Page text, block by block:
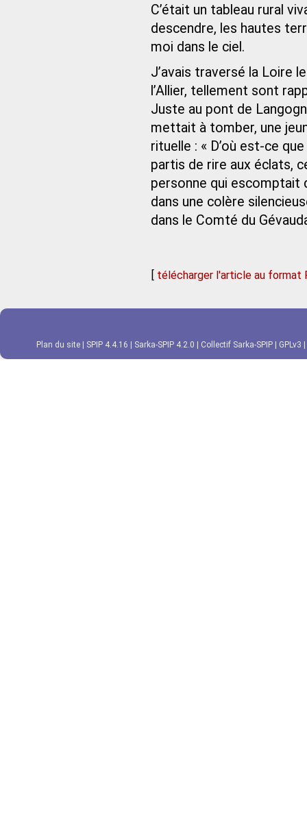
C’était un tableau rural
descendre, les hautes
moi dans le ciel.
J’avais traversé la Loire
l’Allier, tellement sont
Juste au pont de
mettait à tomber, une
rituelle : « D’où est-ce
partis de rire aux éclats,
personne qui escomptait
dans une colère
dans le Comté du
[ télécharger l'article au format
Plan du site SPIP 4.4.16 Sarka-SPIP 4.2.0 Collectif Sarka-SPIP GPLv3